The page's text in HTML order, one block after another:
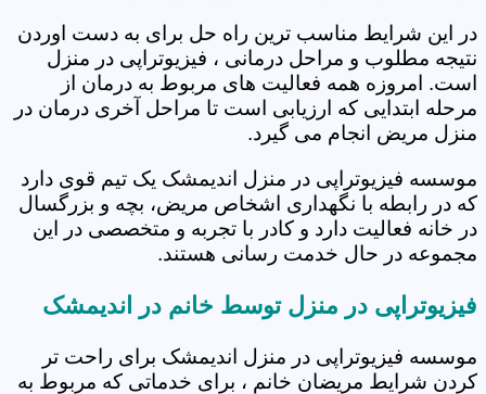
در این شرایط مناسب ترین راه حل برای به دست اوردن
نتیجه مطلوب و مراحل درمانی ، فیزیوتراپی در منزل
است. امروزه همه فعالیت های مربوط به درمان از
مرحله ابتدایی که ارزیابی است تا مراحل آخری درمان در
منزل مریض انجام می گیرد.
موسسه فیزیوتراپی در منزل اندیمشک یک تیم قوی دارد
که در رابطه با نگهداری اشخاص مریض، بچه و بزرگسال
در خانه فعالیت دارد و کادر با تجربه و متخصصی در این
مجموعه در حال خدمت رسانی هستند.
فیزیوتراپی در منزل توسط خانم در اندیمشک
موسسه فیزیوتراپی در منزل اندیمشک برای راحت تر
کردن شرایط مریضان خانم ، برای خدماتی که مربوط به